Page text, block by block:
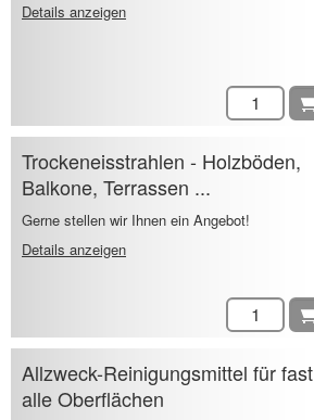
Details anzeigen
Trockeneisstrahlen - Holzböden,
Balkone, Terrassen ...
Gerne stellen wir Ihnen ein Angebot!
Details anzeigen
Allzweck-Reinigungsmittel für fast
alle Oberflächen